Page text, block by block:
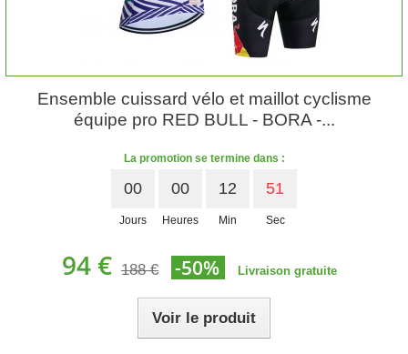
Ensemble cuissard vélo et maillot cyclisme
équipe pro RED BULL - BORA -...
La promotion se termine dans :
00
Jours
00
Heures
12
Min
50
Sec
94 € 188 € -50% Livraison gratuite
Voir le produit